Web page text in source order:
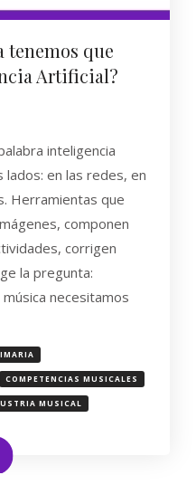
tenemos que
Artificial?
inteligencia
en las redes, en
Herramientas que
componen
corrigen
la pregunta:
necesitamos
COMPETENCIAS MUSICALES
MUSICAL